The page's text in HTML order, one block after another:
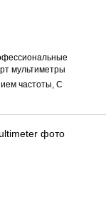
мультиметры
частоты, С